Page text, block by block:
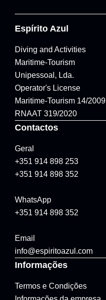
Espírito Azul
Diving and Activities
Maritime-Tourism
Unipessoal, Lda.
Operator's License
Maritime-Tourism 14/2009
RNAAT 319/2020
Contactos
Geral
+351 914 898 253
+351 914 898 352
WhatsApp
+351 914 898 352
Email
info@espiritoazul.com
Informações
Termos e Condições